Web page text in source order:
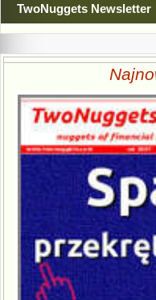
TwoNuggets Newsletter